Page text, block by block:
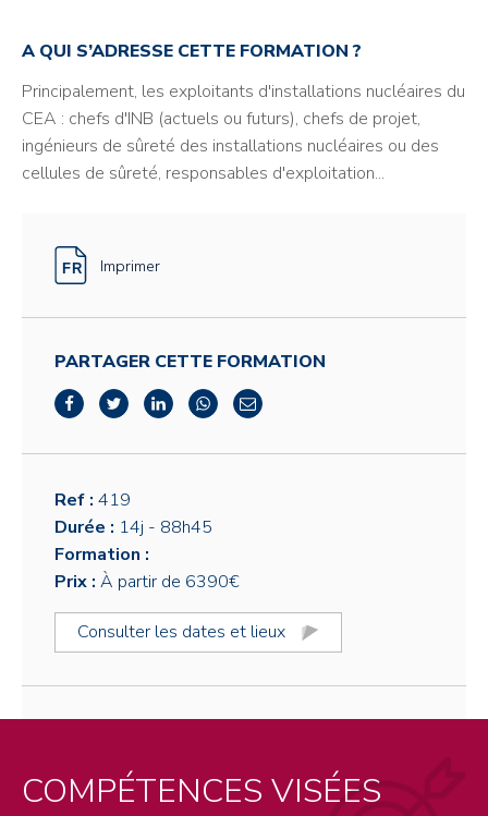
A QUI S’ADRESSE CETTE FORMATION ?
Principalement, les exploitants d'installations nucléaires du
CEA : chefs d'INB (actuels ou futurs), chefs de projet,
ingénieurs de sûreté des installations nucléaires ou des
cellules de sûreté, responsables d'exploitation...
Imprimer
PARTAGER CETTE FORMATION
Ref : 419
Durée : 14j - 88h45
Formation :
Prix : À partir de 6390€
Consulter les dates et lieux
COMPÉTENCES VISÉES